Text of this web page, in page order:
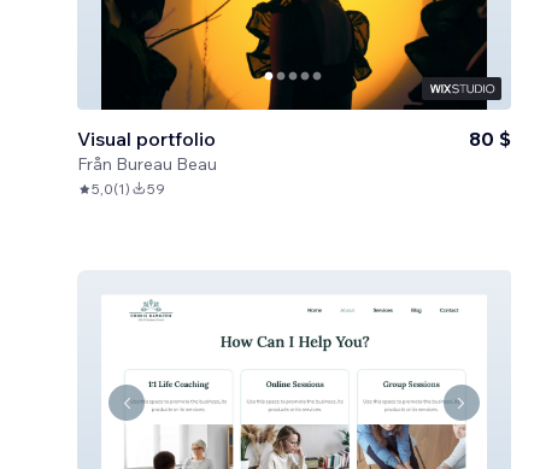
Visual portfolio
Från Bureau Beau
80 $
5,0(1) 59